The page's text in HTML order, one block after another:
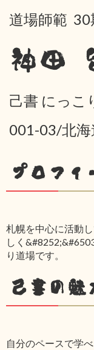
道場師範 30
神田
己書 にっこ
001-03/北海
プロフィ
札幌を中心に活動
しく
り道場です。
己書の魅
自分のペースで学